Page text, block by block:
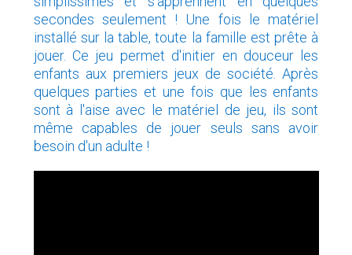
secondes seulement ! Une fois le matériel
installé sur la table, toute la famille est prête à
jouer. Ce jeu permet d'initier en douceur les
enfants aux premiers jeux de société. Après
quelques parties et une fois que les enfants
sont à l'aise avec le matériel de jeu, ils sont
même capables de jouer seuls sans avoir
besoin d'un adulte !